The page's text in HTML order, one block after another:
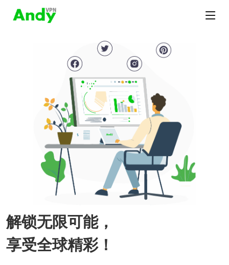
解锁无限可能，
享受全球精彩！